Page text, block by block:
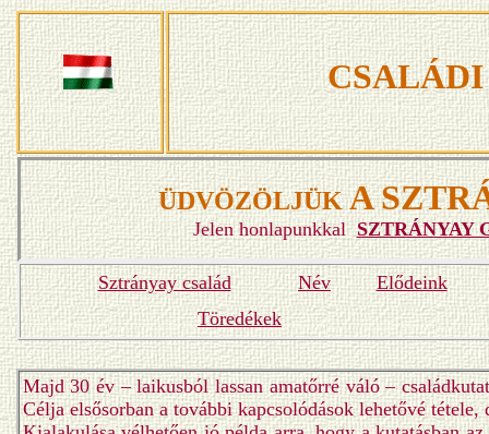
ÜDVÖZÖLJÜKA
Jelen honlapunkkalSZTRÁNYAY
Sztrányay család Név
Elődeink
Töredékek
Majd 30 év – laikusból lassan amatőrré váló –
Célja elsősorban a további kapcsolódások lehetővé